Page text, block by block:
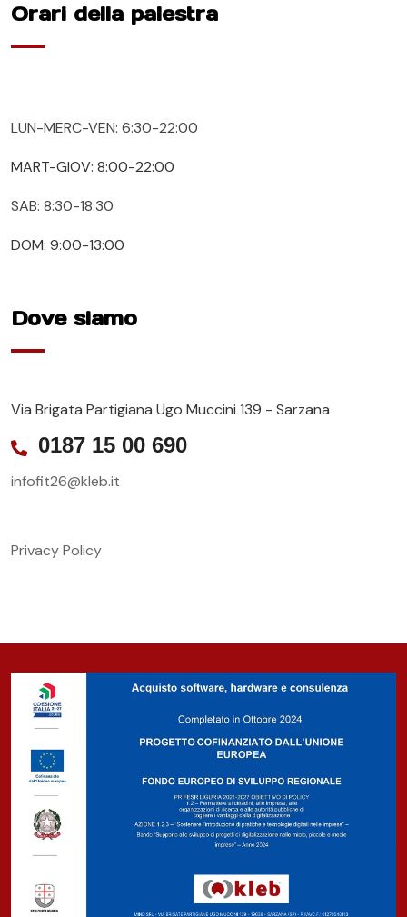
Orari della palestra
LUN-MERC-VEN: 6:30-22:00
MART-GIOV: 8:00-22:00
SAB: 8:30-18:30
DOM: 9:00-13:00
Dove siamo
Via Brigata Partigiana Ugo Muccini 139 - Sarzana
0187 15 00 690
infofit26@kleb.it
Privacy Policy